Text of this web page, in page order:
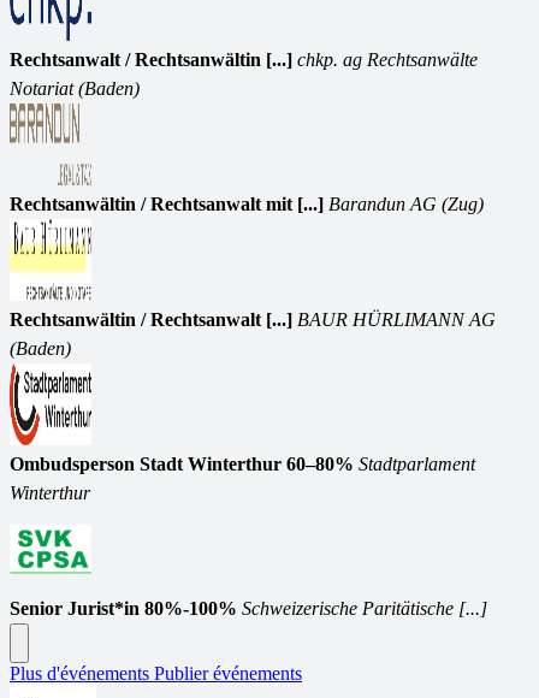
Rechtsanwalt / Rechtsanwältin [...] chkp. ag Rechtsanwälte
Notariat (Baden)
Rechtsanwältin / Rechtsanwalt mit [...] Barandun AG (Zug)
Rechtsanwältin / Rechtsanwalt [...] BAUR HÜRLIMANN AG
(Baden)
Ombudsperson Stadt Winterthur 60–80% Stadtparlament
Winterthur
Senior Jurist*in 80%-100% Schweizerische Paritätische [...]
Plus d'événements Publier événements